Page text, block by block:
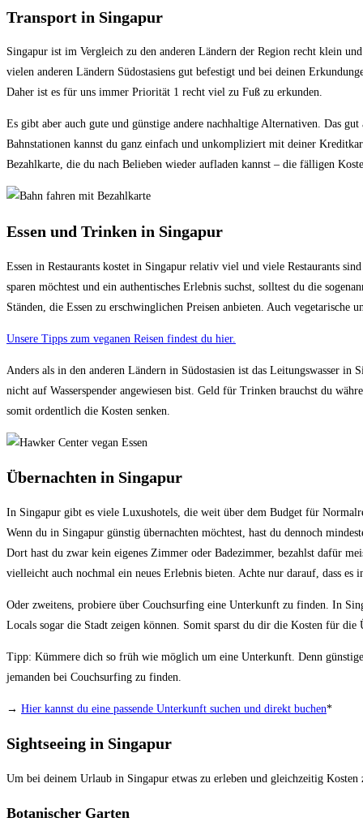
Transport in Singapur
Singapur ist im Vergleich zu den anderen Ländern der Region recht klein
vielen anderen Ländern Südostasiens gut befestigt und bei deinen
Daher ist es für uns immer Priorität 1 recht viel zu Fuß zu erkunden.
Es gibt aber auch gute und günstige andere nachhaltige Alternativen. Das
Bahnstationen kannst du ganz einfach und unkompliziert mit deiner
Bezahlkarte, die du nach Belieben wieder aufladen kannst – die fälligen
Essen und Trinken in Singapur
Essen in Restaurants kostet in Singapur relativ viel und viele Restaurants
sparen möchtest und ein authentisches Erlebnis suchst, solltest du die
Ständen, die Essen zu erschwinglichen Preisen anbieten. Auch vegetarische
Unsere Tipps zum veganen Reisen findest du hier.
Anders als in den anderen Ländern in Südostasien ist das Leitungswasser
nicht auf Wasserspender angewiesen bist. Geld für Trinken brauchst du
somit ordentlich die Kosten senken.
Übernachten in Singapur
In Singapur gibt es viele Luxushotels, die weit über dem Budget für
Wenn du in Singapur günstig übernachten möchtest, hast du dennoch
Dort hast du zwar kein eigenes Zimmer oder Badezimmer, bezahlst dafür
vielleicht auch nochmal ein neues Erlebnis bieten. Achte nur darauf, dass es
Oder zweitens, probiere über Couchsurfing eine Unterkunft zu finden. In
Locals sogar die Stadt zeigen können. Somit sparst du dir die Kosten für die
Tipp: Kümmere dich so früh wie möglich um eine Unterkunft. Denn
jemanden bei Couchsurfing zu finden.
→ Hier kannst du eine passende Unterkunft suchen und direkt buchen*
Sightseeing in Singapur
Um bei deinem Urlaub in Singapur etwas zu erleben und gleichzeitig
Botanischer Garten